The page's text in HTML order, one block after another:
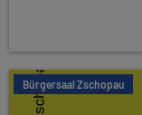
Bürgersaal Zschopau